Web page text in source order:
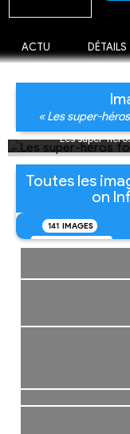
ACTU DÉTAILS
« Les super-
Les super-
Toutes les
on
141 IMAGES